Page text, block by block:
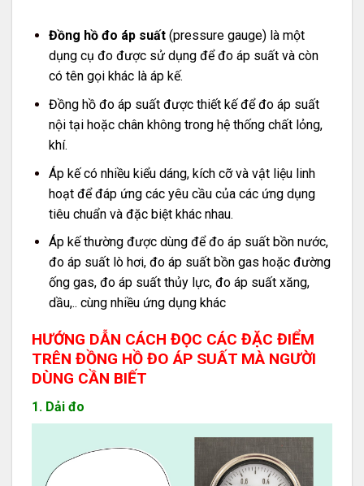
Đồng hồ đo áp suất(pressure gauge) là một
dụng cụ đo được sử dụng để đo áp suất và còn
có tên gọi khác là áp kế.
Đồng hồ đo áp suất được thiết kế để đo áp suất
nội tại hoặc chân không trong hệ thống chất lỏng,
khí.
Áp kế có nhiều kiểu dáng, kích cỡ và vật liệu linh
hoạt để đáp ứng các yêu cầu của các ứng dụng
tiêu chuẩn và đặc biệt khác nhau.
Áp kế thường được dùng để đo áp suất bồn nước,
đo áp suất lò hơi, đo áp suất bồn gas hoặc đường
ống gas, đo áp suất thủy lực, đo áp suất xăng,
dầu,.. cùng nhiều ứng dụng khác
HƯỚNG DẪN CÁCH ĐỌC CÁC ĐẶC ĐIỂM
TRÊN ĐỒNG HỒ ĐO ÁP SUẤT MÀ NGƯỜI
DÙNG CẦN BIẾT
1. Dải đo